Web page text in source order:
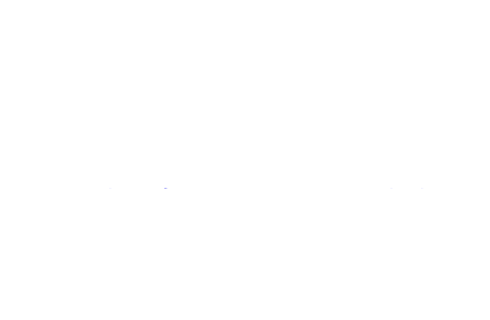
Stampa libera, free news e press communication